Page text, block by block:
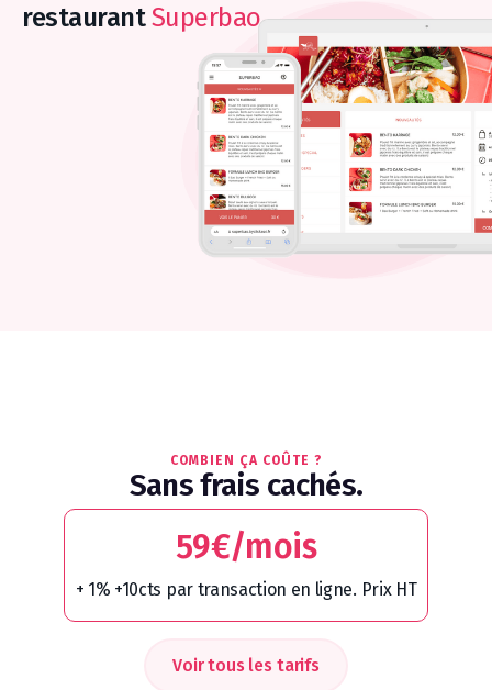
restaurantSuperbao
COMBIEN ÇA COÛTE ?
Sans frais cachés.
59€/mois
+ 1% +10cts par transaction en ligne. Prix HT
Voir tous les tarifs